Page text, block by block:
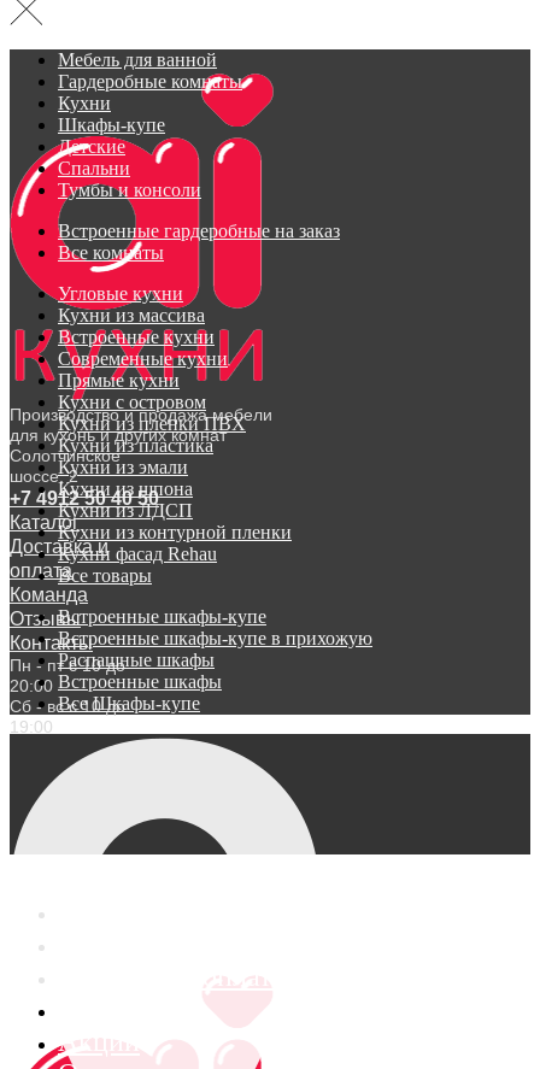
Производство и продажа мебели
для кухонь и других комнат
Солотчинское
шоссе, 2
+7 4912 50 40 50
Каталог
Доставка и
оплата
Команда
Отзывы
Контакты
Пн - пт с 10 до
20:00
Сб - вс с 10 до
19:00
Мебель для ванной
Гардеробные комнаты
Кухни
Шкафы-купе
Детские
Спальни
Тумбы и консоли
Встроенные гардеробные на заказ
Все комнаты
Угловые кухни
Кухни из массива
Встроенные кухни
Современные кухни
Прямые кухни
Кухни с островом
Кухни из пленки ПВХ
Кухни из пластика
Кухни из эмали
Кухни из шпона
Кухни из ЛДСП
Кухни из контурной пленки
Кухни фасад Rehau
Все товары
Встроенные шкафы-купе
Встроенные шкафы-купе в прихожую
Распашные шкафы
Встроенные шкафы
Все Шкафы-купе
Доставка и оплата
Акции